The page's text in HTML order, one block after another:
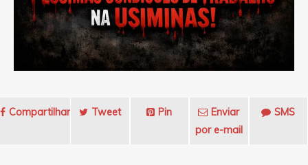
Compartilhar Tweet Pin
Enviar
por e-mail
SMS